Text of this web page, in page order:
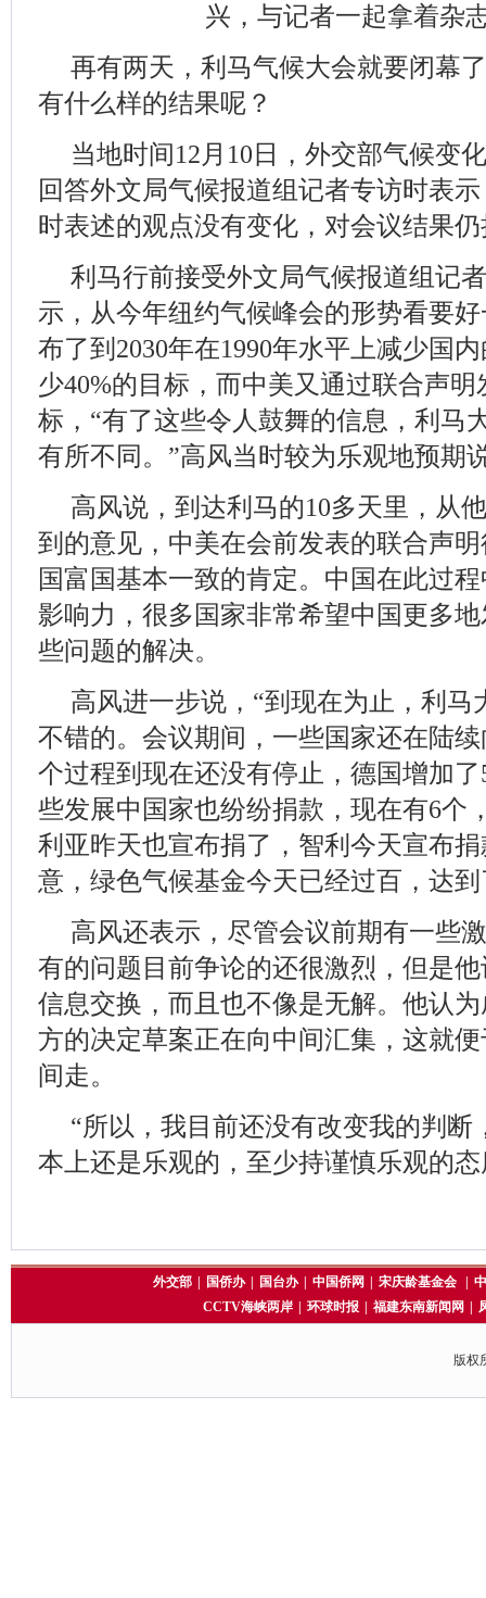
兴，与记者一起拿着杂
再有两天，利马气候大会就要闭幕
有什么样的结果呢？
当地时间12月10日，外交部气候变
回答外文局气候报道组记者专访时表
时表述的观点没有变化，对会议结果
利马行前接受外文局气候报道组记
示，从今年纽约气候峰会的形势看要
布了到2030年在1990年水平上减少国
少40%的目标，而中美又通过联合声
标，“有了这些令人鼓舞的信息，利马
有所不同。”高风当时较为乐观地预期
高风说，到达利马的10多天里，从
到的意见，中美在会前发表的联合声
国富国基本一致的肯定。中国在此过
影响力，很多国家非常希望中国更多
些问题的解决。
高风进一步说，“到现在为止，利马
不错的。会议期间，一些国家还在陆
个过程到现在还没有停止，德国增加
些发展中国家也纷纷捐款，现在有6个
利亚昨天也宣布捐了，智利今天宣布
意，绿色气候基金今天已经过百，达
高风还表示，尽管会议前期有一些
有的问题目前争论的还很激烈，但是
信息交换，而且也不像是无解。他认
方的决定草案正在向中间汇集，这就
间走。
“所以，我目前还没有改变我的判断
本上还是乐观的，至少持谨慎乐观的
外交部 国侨办 国台办 中国侨网 宋庆龄基金会
CCTV海峡两岸
环球时报 福建东南新闻网
版权